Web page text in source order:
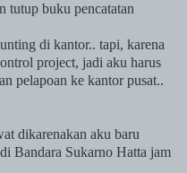
tutup buku pencatatan
di kantor.. tapi, karena
project, jadi aku harus
pelapoan ke kantor pusat..
dikarenakan aku baru
Bandara Sukarno Hatta jam